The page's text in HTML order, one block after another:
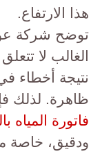
هذا الارتفاع.
توضح شركة
الغالب لا
نتيجة أخطاء
ظاهرة. لذلك
فاتورة المياه
ودقيق، خاصة